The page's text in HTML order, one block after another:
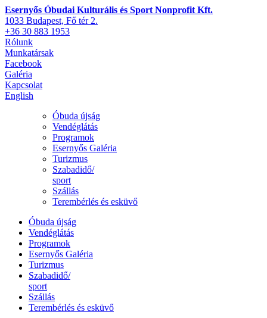
Esernyős Óbudai Kulturális és Sport Nonprofit Kft.
1033 Budapest, Fő tér 2.
+36 30 883 1953
Rólunk
Munkatársak
Facebook
Galéria
Kapcsolat
English
Óbuda újság
Vendéglátás
Programok
Esernyős Galéria
Turizmus
Szabadidő/
sport
Szállás
Terembérlés és esküvő
Óbuda újság
Vendéglátás
Programok
Esernyős Galéria
Turizmus
Szabadidő/
sport
Szállás
Terembérlés és esküvő